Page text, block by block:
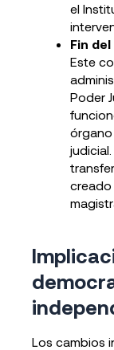
el
Fin
Este
Poder
creado
Los cambios